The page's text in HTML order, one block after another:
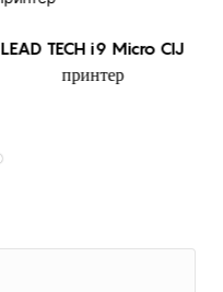
LEAD TECH i9 Micro CIJ
принтер